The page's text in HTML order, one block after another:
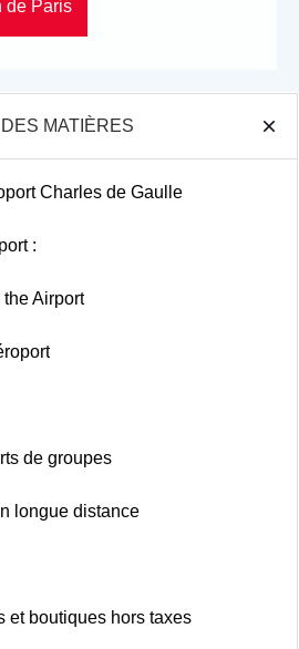
de Paris
MATIÈRES
Charles de Gaulle
:
the Airport
de groupes
longue distance
et boutiques hors taxes